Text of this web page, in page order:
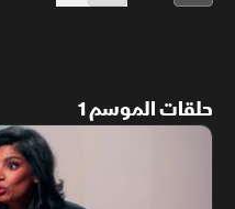
حلقات الموسم 1